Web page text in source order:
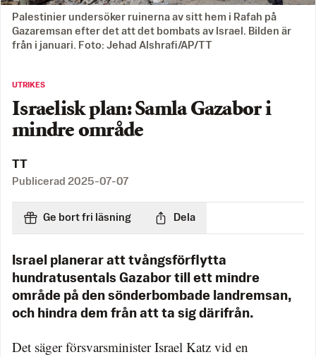
Palestinier undersöker ruinerna av sitt hem i Rafah på
Gazaremsan efter det att det bombats av Israel. Bilden är
från i januari. Foto: Jehad Alshrafi/AP/TT
UTRIKES
Israelisk plan: Samla Gazabor i
mindre område
TT
Publicerad 2025-07-07
Ge bort fri läsning Dela
Israel planerar att tvångsförflytta
hundratusentals Gazabor till ett mindre
område på den sönderbombade landremsan,
och hindra dem från att ta sig därifrån.
Det säger försvarsminister Israel Katz vid en